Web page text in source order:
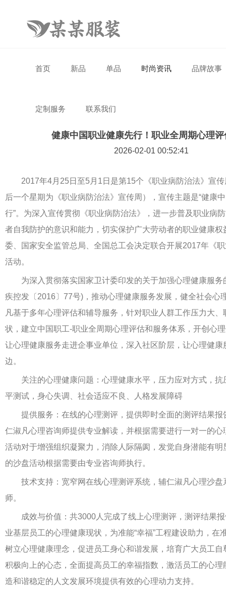
首页 新品 单品 时尚资讯 品牌故事
定制服务 联系我们
健康中国职业健康先行！职业全周期心理
2026-02-01 00:52:41
2017年4月25日至5月1日是第15个《职业病防治法》宣传
后一个星期为《职业病防治法》宣传周），宣传主题是“健康
行”。为深入宣传贯彻《职业病防治法》，进一步普及职业病
者自我防护的意识和能力，切实保护广大劳动者的职业健康权
委、国家安全监管总局、全国总工会决定联合开展2017年《
活动。
为深入贯彻落实国家卫计委印发的关于加强心理健康服务
疾控发〔2016〕77号)，推动心理健康服务发展，健全社会心
凡基于多年心理评估和辅导服务，针对职业人群工作压力大
状，建立中国职工-职业全周期心理评估和服务体系，开创心
让心理健康服务走进企事业单位，深入社区阶层，让心理健康
边。
关注的心理健康问题：心理健康水平，压力应对方式，抗
平测试，身心失调、社会适应不良、人格发展障碍
提供服务：在线的心理测评，提供即时全面的测评结果报
仁淑凡心理咨询师提供专业解读，并根据需要进行一对一的心
活动对于增强组织凝聚力，消除人际隔阂，发觉自身潜能有明
的沙盘活动根据需要由专业咨询师执行。
技术支持：宽窄网在线心理测评系统，辅仁淑凡心理沙盘
师。
成效与价值：共3000人完成了线上心理测评，测评结果报
业基层员工的心理健康现状，为准能“幸福”工程建设助力，在
树立心理健康理念，促进员工身心和谐发展，培育广大员工自
积极向上的心态，全面提高员工的幸福指数，激活员工的心理
造和谐稳定的人文发展环境提供有效的心理动力支持。